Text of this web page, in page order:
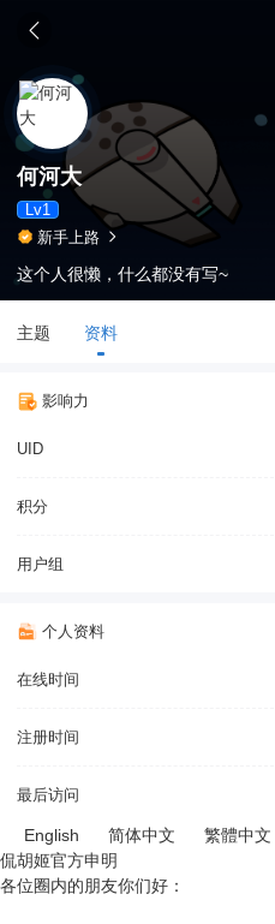
何河大
Lv1
新手上路
这个人很懒，什么都没有写~
主题 资料
影响力
UID
积分
用户组
个人资料
在线时间
注册时间
最后访问
English 简体中文
繁體中文
侃胡姬官方申明
各位圈内的朋友你们好：